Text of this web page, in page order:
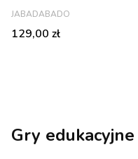
PRODUCENT
JABADABADO
Cena
129,00 zł
Gry